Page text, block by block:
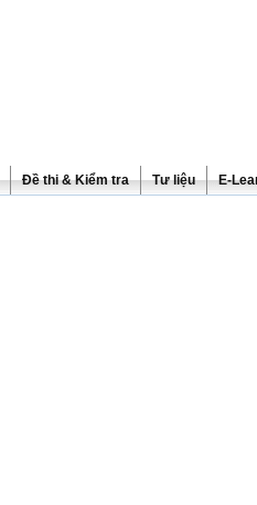
Đề thi & Kiểm tra Tư liệu E-